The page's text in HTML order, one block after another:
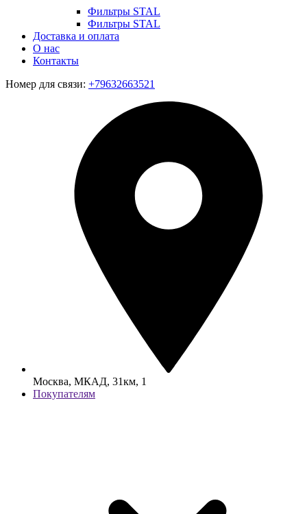
Фильтры STAL
Фильтры STAL
Доставка и оплата
О нас
Контакты
Номер для связи: +79632663521
Москва, МКАД, 31км, 1
Покупателям